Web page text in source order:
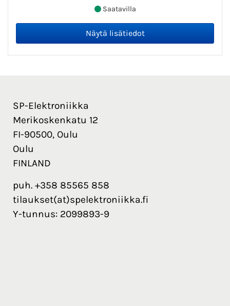
Saatavilla
SP-Elektroniikka
Merikoskenkatu 12
FI-90500, Oulu
Oulu
FINLAND
puh. +358 85565 858
tilaukset(at)spelektroniikka.fi
Y-tunnus: 2099893-9